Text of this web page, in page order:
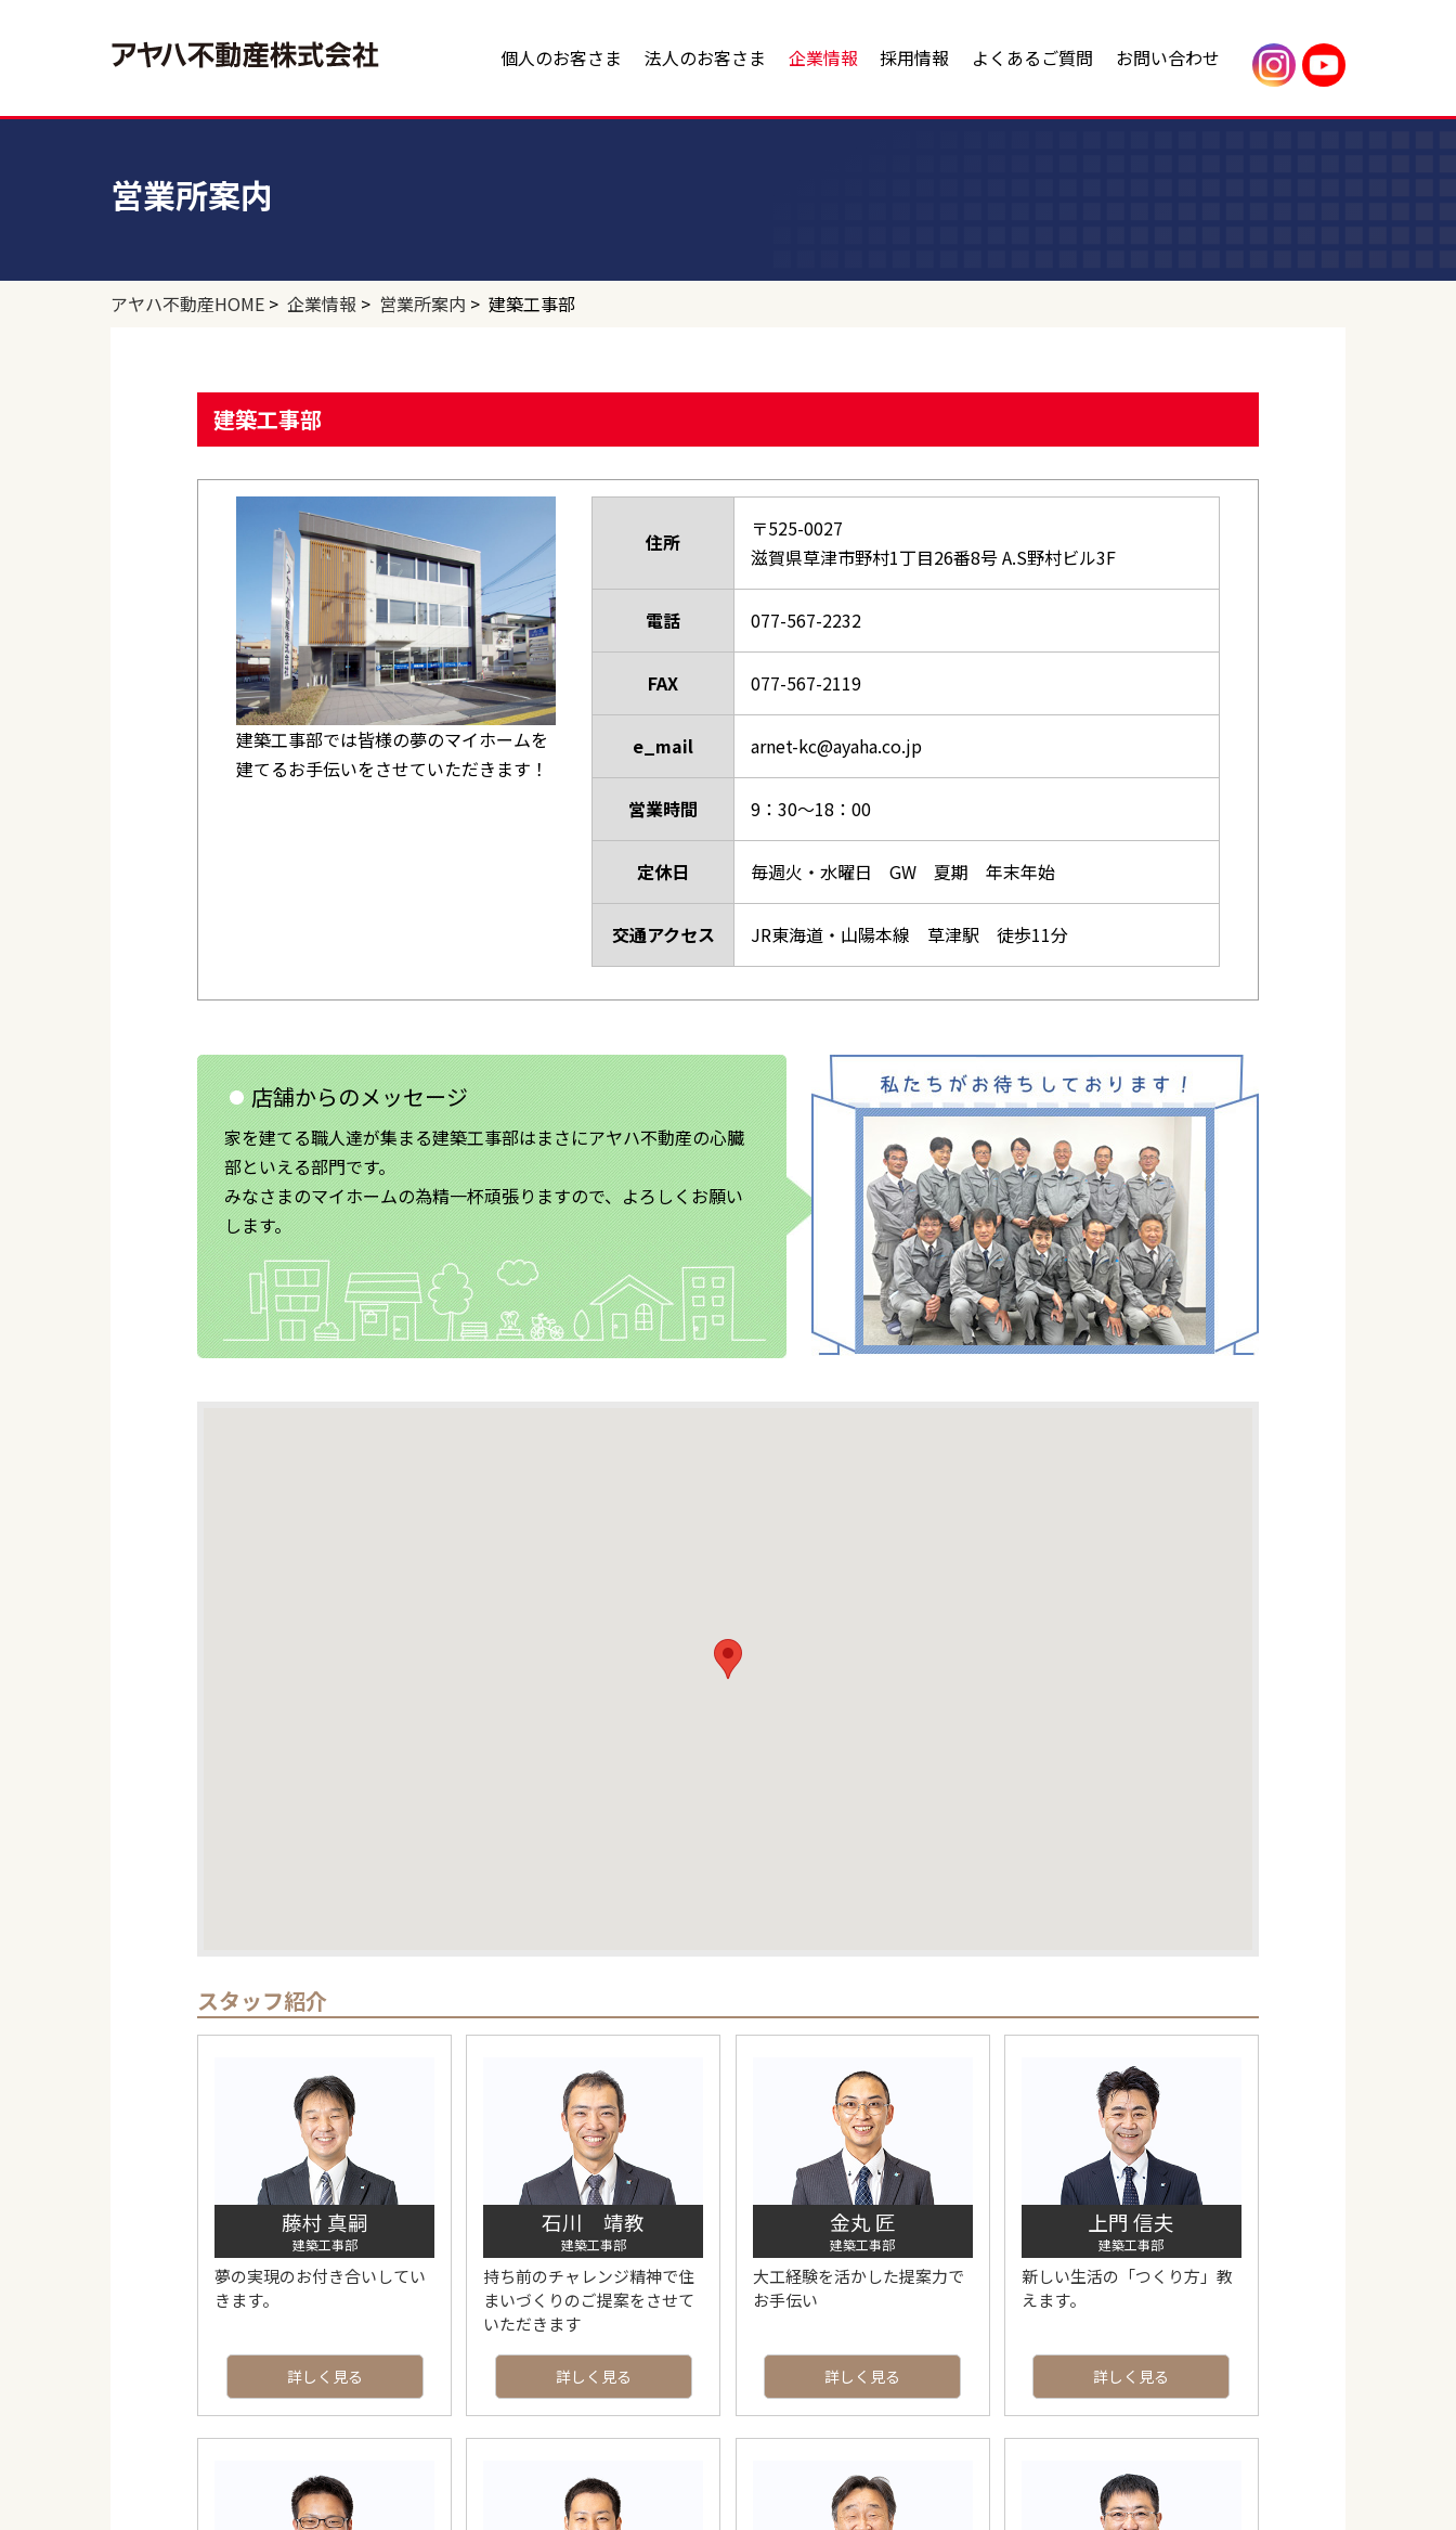
個人のお客さま
注文住宅・建て替え
売買物件
アヤハ不動産の物件検索
賃貸物件
アヤハ不動産の物件検索
不動産売却・仲介
土地活用・賃貸管理
アヤハ不動産の物件検索
事業用物件
アヤハ不動産の物件検索
売買物件ご入居までの流れ
賃貸物件ご入居までの流れ
法人のお客さま
収益物件
貸したい査定
収益物件購入までの流れ 収益物件についてのお問い合わせ
企業情報
アヤハ不動産の住まいづくり
売買仲介
スタッフ紹介
アヤハグループ
採用情報 よくあるご質問 お問い合わせ
営業所案内
アヤハ不動産HOME > 企業情報 > 営業所案内 > 建築工事部
建築工事部
建築工事部では皆様の夢のマイホームを
建てるお手伝いをさせていただきます！
住所
〒525-0027
滋賀県草津市野村1丁目26番8号 A.S野村ビル3F
電話 077-567-2232
FAX 077-567-2119
e_mail arnet-kc@ayaha.co.jp
営業時間 9：30～18：00
定休日 毎週火・水曜日 GW 夏期 年末年始
交通アクセス JR東海道・山陽本線 草津駅 徒歩11分
店舗からのメッセージ
家を建てる職人達が集まる建築工事部はまさにアヤハ不動産の心臓
部といえる部門です。
みなさまのマイホームの為精一杯頑張りますので、よろしくお願い
します。
スタッフ紹介
藤村 真嗣
建築工事部
夢の実現のお付き合いしてい
きます。
詳しく見る
石川 靖教
建築工事部
持ち前のチャレンジ精神で住
まいづくりのご提案をさせて
いただきます
詳しく見る
金丸 匠
建築工事部
大工経験を活かした提案力で
お手伝い
詳しく見る
上門 信夫
建築工事部
新しい生活の「つくり方」教
えます。
詳しく見る